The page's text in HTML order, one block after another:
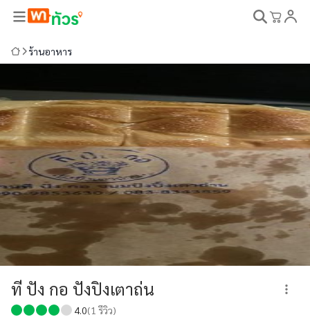
ร้านอาหาร
ที ปัง กอ ปังปิงเตาถ่น
4.0(1 รีวิว)